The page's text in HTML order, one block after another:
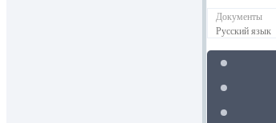
Документы
Русский язык